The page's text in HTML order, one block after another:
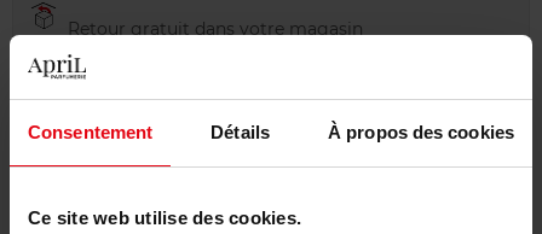
Consentement Détails À propos des cookies
Ce site web utilise des cookies.
Retour gratuit dans votre magasin
Emballage cadeau offert
Description